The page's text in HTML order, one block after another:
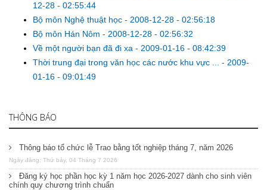
12-28 - 02:55:44
Bộ môn Nghệ thuật học - 2008-12-28 - 02:56:18
Bộ môn Hán Nôm - 2008-12-28 - 02:56:32
Về một người bạn đã đi xa - 2009-01-16 - 08:42:39
Thời trung đại trong văn học các nước khu vực ... - 2009-
01-16 - 09:01:49
THÔNG BÁO
Thông báo tổ chức lễ Trao bằng tốt nghiệp tháng 7, năm 2026
Ngày đăng: Thứ bảy, 04 Tháng 7 2026
Đăng ký học phần học kỳ 1 năm học 2026-2027 dành cho sinh viên
chính quy chương trình chuẩn